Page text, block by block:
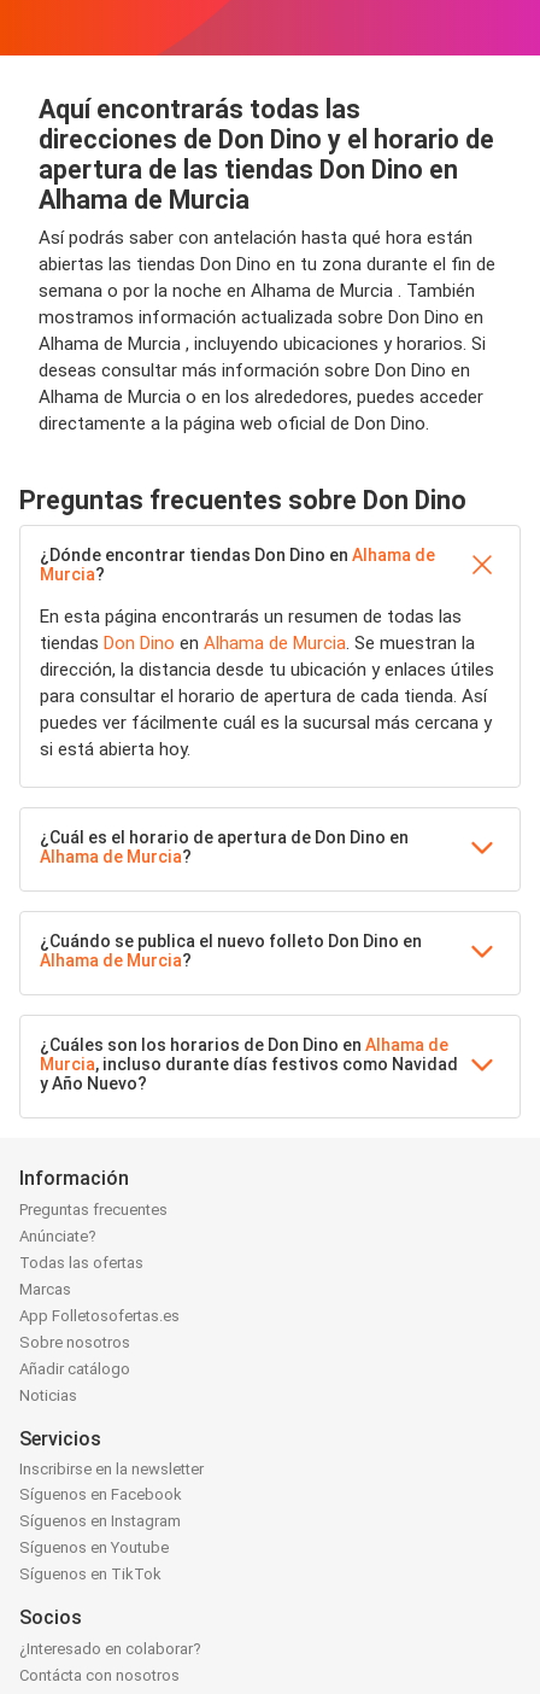
Aquí encontrarás todas las
direcciones de Don Dino y el horario de
apertura de las tiendas Don Dino en
Alhama de Murcia
Así podrás saber con antelación hasta qué hora están
abiertas las tiendas Don Dino en tu zona durante el fin de
semana o por la noche en Alhama de Murcia . También
mostramos información actualizada sobre Don Dino en
Alhama de Murcia , incluyendo ubicaciones y horarios. Si
deseas consultar más información sobre Don Dino en
Alhama de Murcia o en los alrededores, puedes acceder
directamente a la página web oficial de Don Dino.
Preguntas frecuentes sobre Don Dino
¿Dónde encontrar tiendas Don Dino en Alhama de
Murcia?
En esta página encontrarás un resumen de todas las
tiendas Don Dino en Alhama de Murcia. Se muestran la
dirección, la distancia desde tu ubicación y enlaces útiles
para consultar el horario de apertura de cada tienda. Así
puedes ver fácilmente cuál es la sucursal más cercana y
si está abierta hoy.
¿Cuál es el horario de apertura de Don Dino en
Alhama de Murcia?
¿Cuándo se publica el nuevo folleto Don Dino en
Alhama de Murcia?
¿Cuáles son los horarios de Don Dino en Alhama de
Murcia, incluso durante días festivos como Navidad
y Año Nuevo?
Información
Preguntas frecuentes
Anúnciate?
Todas las ofertas
Marcas
App Folletosofertas.es
Sobre nosotros
Añadir catálogo
Noticias
Servicios
Inscribirse en la newsletter
Síguenos en Facebook
Síguenos en Instagram
Síguenos en Youtube
Síguenos en TikTok
Socios
¿Interesado en colaborar?
Contácta con nosotros